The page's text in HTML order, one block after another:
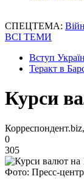
СПЕЦТЕМА:
ВСІ ТЕМИ
Вступ
Теракт в
Курси
0
305
Фото: Пресс-